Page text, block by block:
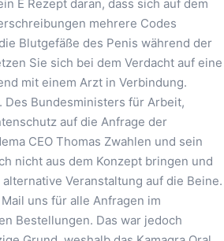
E Rezept daran, dass sich auf dem
mehrere Codes
Blutgefäße des Penis während der
Sie sich bei dem Verdacht auf eine
mit einem Arzt in Verbindung.
Des Bundesministers für Arbeit,
auf die Anfrage der
CEO Thomas Zwahlen und sein
nicht aus dem Konzept bringen und
Veranstaltung auf die Beine.
uns für alle Anfragen im
Bestellungen. Das war jedoch